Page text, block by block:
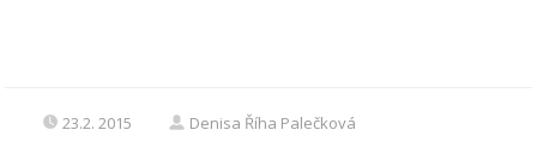
23.2. 2015 Denisa Říha Palečková